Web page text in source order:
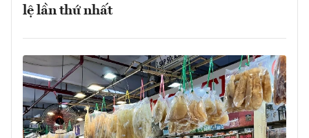
lệ lần thứ nhất